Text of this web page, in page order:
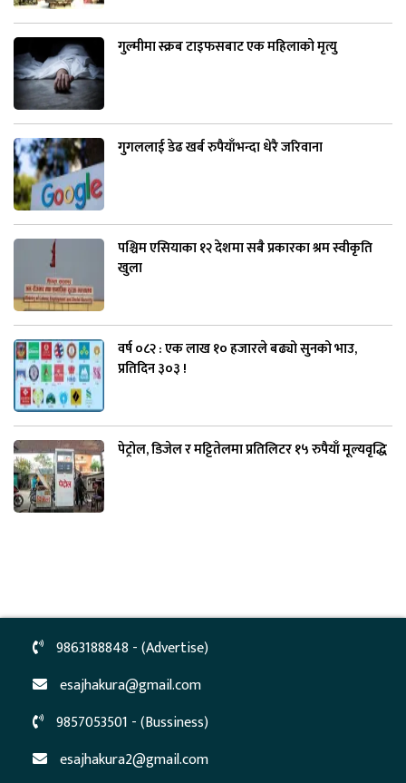
गुल्मीमा स्क्रब टाइफसबाट एक महिलाको मृत्यु
गुगललाई डेढ खर्ब रुपैयाँभन्दा धेरै जरिवाना
पश्चिम एसियाका १२ देशमा सबै प्रकारका श्रम स्वीकृति
खुला
वर्ष ०८२ : एक लाख १० हजारले बढ्यो सुनको भाउ,
प्रतिदिन ३०३ !
पेट्रोल, डिजेल र मट्टितेलमा प्रतिलिटर १५ रुपैयाँ मूल्यवृद्धि
9863188848 - (Advertise)
esajhakura@gmail.com
9857053501 - (Bussiness)
esajhakura2@gmail.com